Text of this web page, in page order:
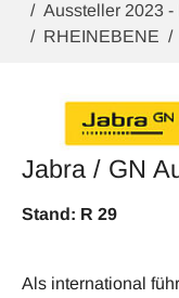
Aussteller 2023
RHEINEBENE
Jabra / GN
Als international